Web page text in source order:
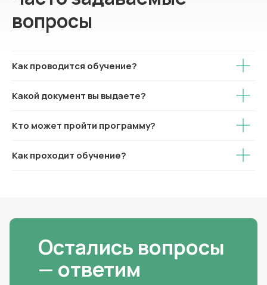
вопросы
Как проводится обучение?
Какой документ вы выдаете?
Кто может пройти программу?
Как проходит обучение?
Остались вопросы
— ответим